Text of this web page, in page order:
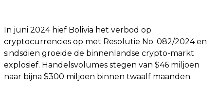
In juni 2024 hief Bolivia het verbod op
cryptocurrencies op met Resolutie No. 082/2024 en
sindsdien groeide de binnenlandse crypto-markt
explosief. Handelsvolumes stegen van $46 miljoen
naar bijna $300 miljoen binnen twaalf maanden.